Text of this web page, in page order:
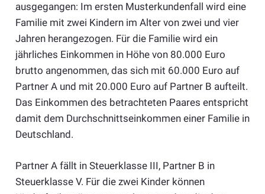
ausgegangen: Im ersten Musterkundenfall wird eine
Familie mit zwei Kindern im Alter von zwei und vier
Jahren herangezogen. Für die Familie wird ein
jährliches Einkommen in Höhe von 80.000 Euro
brutto angenommen, das sich mit 60.000 Euro auf
Partner A und mit 20.000 Euro auf Partner B aufteilt.
Das Einkommen des betrachteten Paares entspricht
damit dem Durchschnittseinkommen einer Familie in
Deutschland.
Partner A fällt in Steuerklasse III, Partner B in
Steuerklasse V. Für die zwei Kinder können